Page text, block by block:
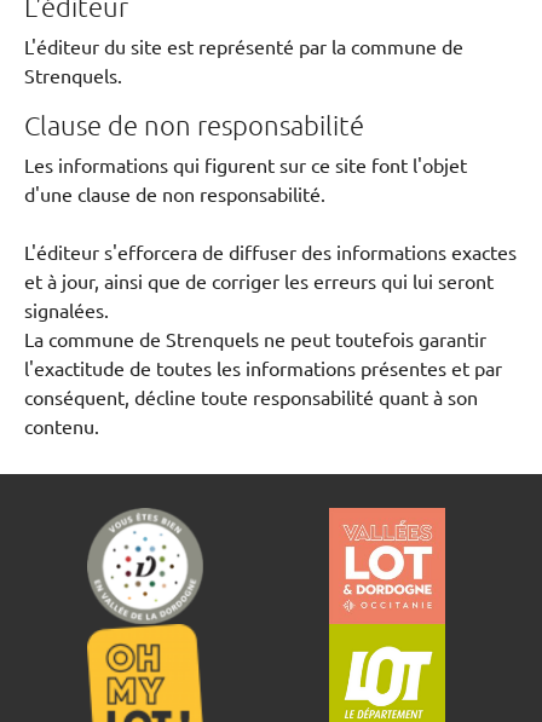
L'éditeur du site est représenté par la commune de
Strenquels.
Clause de non responsabilité
Les informations qui figurent sur ce site font l'objet
d'une clause de non responsabilité.
L'éditeur s'efforcera de diffuser des informations exactes
et à jour, ainsi que de corriger les erreurs qui lui seront
signalées.
La commune de Strenquels ne peut toutefois garantir
l'exactitude de toutes les informations présentes et par
conséquent, décline toute responsabilité quant à son
contenu.